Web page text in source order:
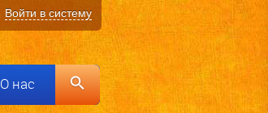
Войти в систему
О нас